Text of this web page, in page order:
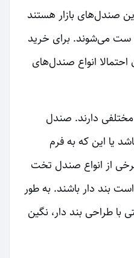
صندل‌های بازار هستند
ست می‌شوند. برای خرید
احتمالا انواع صندل‌های
دارند. صندل
یا این که به فرم
از انواع صندل تخت
بند دار باشند. به طور
طراحی بند دار، نگین